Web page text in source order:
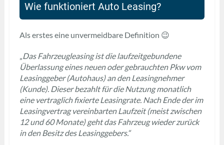
Wie funktioniert Auto Leasing?
Als erstes eine unvermeidbare Definition 😉
„Das Fahrzeugleasing ist die laufzeitgebundene
Überlassung eines neuen oder gebrauchten Pkw vom
Leasinggeber (Autohaus) an den Leasingnehmer
(Kunde). Dieser bezahlt für die Nutzung monatlich
eine vertraglich fixierte Leasingrate. Nach Ende der im
Leasingvertrag vereinbarten Laufzeit (meist zwischen
12 und 60 Monate) geht das Fahrzeug wieder zurück
in den Besitz des Leasinggebers.“